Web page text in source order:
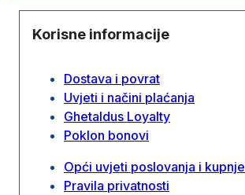
Korisne informacije
Dostava i povrat
Uvjeti i načini plaćanja
Ghetaldus Loyalty
Poklon bonovi
Opći uvjeti poslovanja i kupnje
Pravila privatnosti